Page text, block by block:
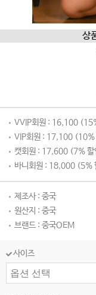
상
VVIP회원 : 16,100
VIP회원 : 17,100 (10%
캣회원 : 17,600 (7% 할
바니회원 : 18,000 (5%
제조사 : 중국
원산지 : 중국
브랜드 : 중국OEM
사이즈